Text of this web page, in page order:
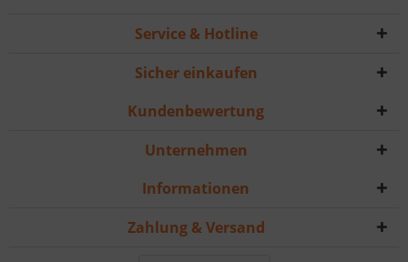
Service & Hotline
Sicher einkaufen
Kundenbewertung
Unternehmen
Informationen
Zahlung & Versand